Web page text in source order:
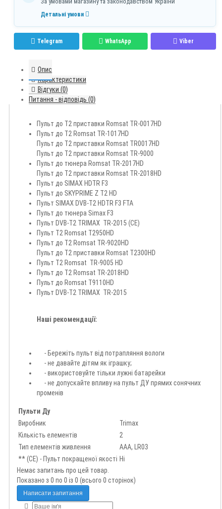
Детальні умови
Telegram WhatsApp Viber
Опис
Характеристики
Відгуки (0)
Питання - відповідь (0)
Пульт до Т2 приставки Romsat TR-0017HD
Пульт до Т2 Romsat TR-1017HD
Пульт до Т2 приставки Romsat TR0017HD
Пульт до Т2 приставки Romsat TR-9000
Пульт до тюнера Romsat TR-2017HD
Пульт до Т2 приставки Romsat TR-2018HD
Пульт до SIMAX HDTR F3
Пульт до SKYPRIME Z T2 HD
Пульт SIMAX DVB-T2 HDTR F3 FTA
Пульт до тюнера Simax F3
Пульт DVB-T2 TRIMAX TR-2015 (CE)
Пульт Т2 Romsat T2950HD
Пульт до Т2 Romsat TR-9020HD
Пульт до Т2 приставки Romsat T2300HD
Пульт Т2 Romsat TR-9005 HD
Пульт до Т2 Romsat TR-2018HD
Пульт до Romsat T9110HD
Пульт DVB-T2 TRIMAX TR-2015
Наші рекомендації:
- Бережіть пульт від потрапляння вологи
- не давайте дітям як іграшку;
- використовуйте тільки лужні батарейки
- не допускайте впливу на пульт ДУ прямих сонячних
променів
Пульти Ду
Виробник
Trimax
Кількість елементів
2
Тип елементів живлення
AAA, LR03
** (CE) - Пульт покращеної якості Ні
Немає запитань про цей товар.
Показано з 0 по 0 із 0 (всього 0 сторінок)
Написати запитання